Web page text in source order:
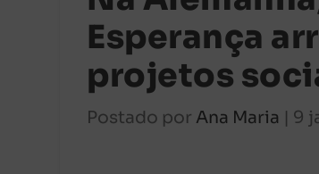
Esperança
projetos
Postado por Ana Maria | 9